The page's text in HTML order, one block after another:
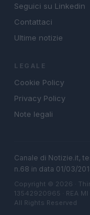
Seguici su Linkedin
Contattaci
Ultime notizie
LEGALE
Cookie Policy
Privacy Policy
Note legali
Canale di Notizie.it,
n.68 in data 01/03/
Copyright © 2026 ·
13542920965 · REA
All Rights Reserved